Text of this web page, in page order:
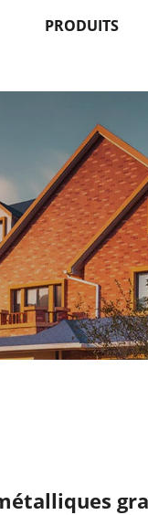
PRODUITS